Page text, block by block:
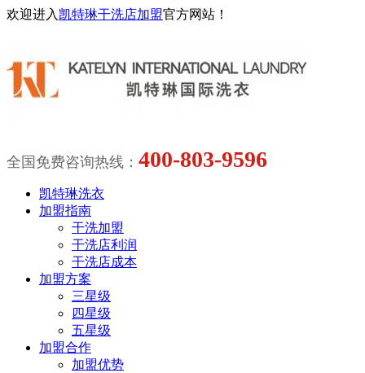
欢迎进入凯特琳干洗店加盟官方网站！
全国免费咨询热线： 400-803-9596
凯特琳洗衣
加盟指南
干洗加盟
干洗店利润
干洗店成本
加盟方案
三星级
四星级
五星级
加盟合作
加盟优势